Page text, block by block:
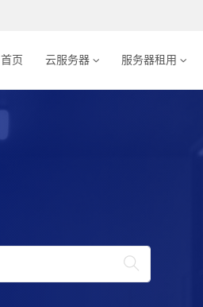
首页 云服务器 服务器租用